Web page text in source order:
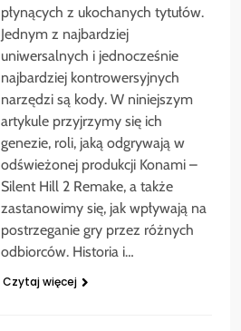
płynących z ukochanych tytułów.
Jednym z najbardziej
uniwersalnych i jednocześnie
najbardziej kontrowersyjnych
narzędzi są kody. W niniejszym
artykule przyjrzymy się ich
genezie, roli, jaką odgrywają w
odświeżonej produkcji Konami –
Silent Hill 2 Remake, a także
zastanowimy się, jak wpływają na
postrzeganie gry przez różnych
odbiorców. Historia i…
Czytaj więcej